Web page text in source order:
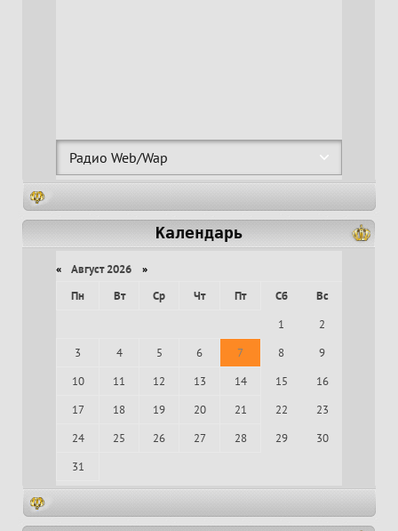
Календарь
« Август 2026 »
Пн
Вт Ср Чт Пт Сб
Вс
1
2
3
4 5 6 7 8
9
10
11 12 13 14 15
16
17
18 19 20 21 22
23
24
25 26 27 28 29
30
31